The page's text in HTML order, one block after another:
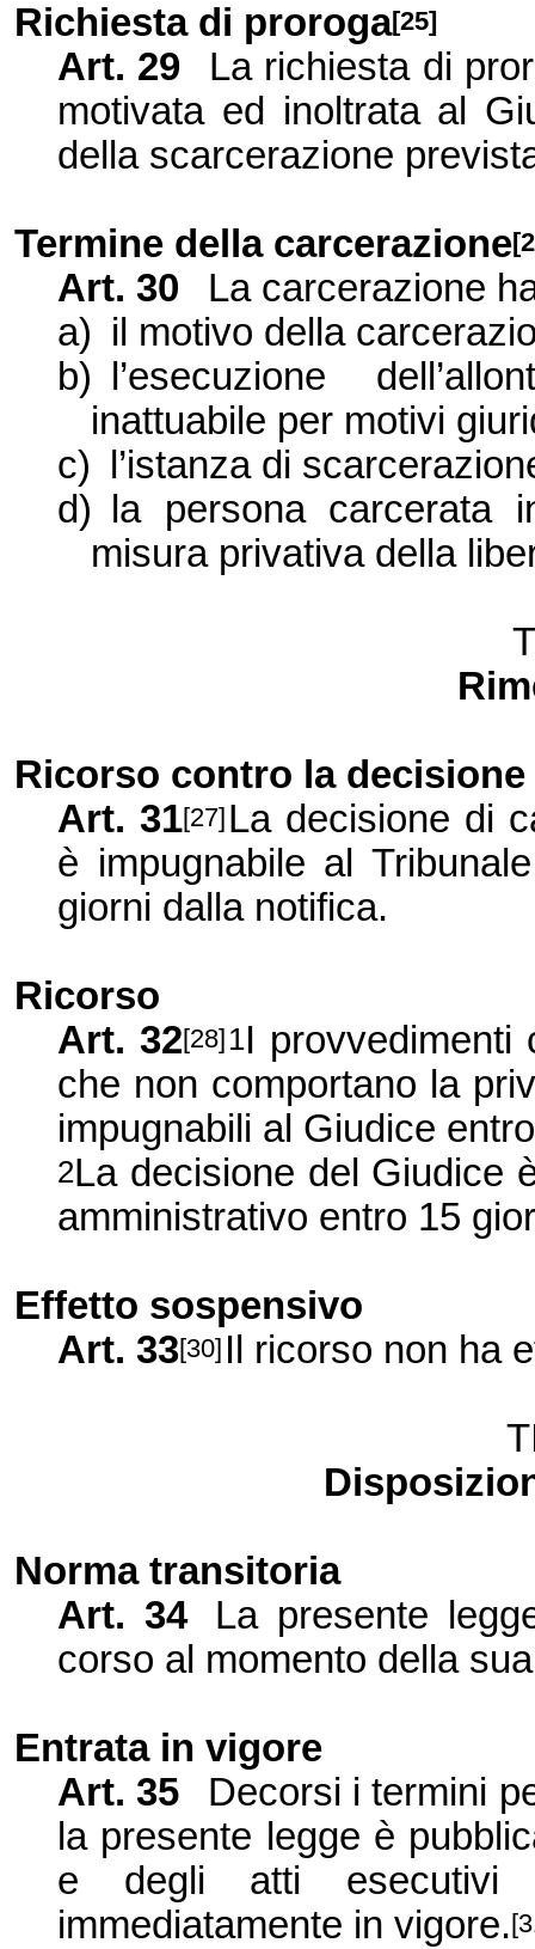
Richiesta di proroga[25]
Art. 29
La richiesta di
motivata ed inoltrata al
della scarcerazione
Termine della carcerazione
Art. 30
La carcerazione
a) il motivo della
b)
l’esecuzione
inattuabile per motivi
c)
l’istanza di
d)
la persona carcerata
misura privativa della
Ricorso contro la
Art. 31[27] La decisione di
è impugnabile al
giorni dalla notifica.
Ricorso
Art. 32[28] 1I provvedimenti
che non comportano la
impugnabili al Giudice
2La decisione del Giudice
amministrativo entro 15
Effetto sospensivo
Art. 33[30] Il ricorso non ha
Norma transitoria
Art. 34
La presente
corso al momento della
Entrata in vigore
Art.35
Decorsi i termini
la presente legge è
e degli atti esecutivi
immediatamente in vigore.